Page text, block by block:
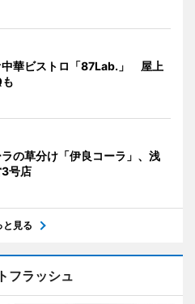
中華ビストロ「87Lab.」 屋上
の草分け「伊良コーラ」、浅
号店
と見る
フラッシュ